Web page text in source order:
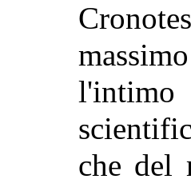
l'intimo
che del